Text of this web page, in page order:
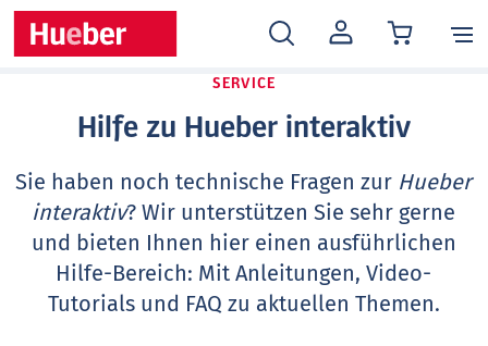
MEIN
KONTO
SERVICE
Hilfe zu Hueber interaktiv
Sie haben noch technische Fragen zur Hueber
interaktiv? Wir unterstützen Sie sehr gerne
und bieten Ihnen hier einen ausführlichen
Hilfe-Bereich: Mit Anleitungen, Video-
Tutorials und FAQ zu aktuellen Themen.